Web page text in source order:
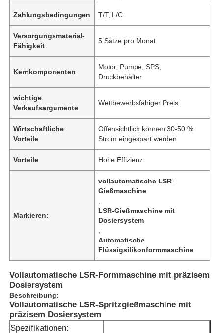
Zahlungsbedingungen T/T, L/C
Versorgungsmaterial-
Fähigkeit
5 Sätze pro Monat
Kernkomponenten
Motor, Pumpe, SPS,
Druckbehälter
wichtige
Verkaufsargumente
Wettbewerbsfähiger Preis
Wirtschaftliche
Vorteile
Offensichtlich können 30-50 %
Strom eingespart werden
Vorteile Hohe Effizienz
Markieren:
vollautomatische LSR-
Gießmaschine
LSR-Gießmaschine mit
Dosiersystem
Automatische
Flüssigsilikonformmaschine
Vollautomatische LSR-Formmaschine mit präzisem
Dosiersystem
Beschreibung:
Vollautomatische LSR-Spritzgießmaschine mit
präzisem Dosiersystem
Spezifikationen: